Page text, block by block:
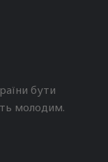
бути
молодим.